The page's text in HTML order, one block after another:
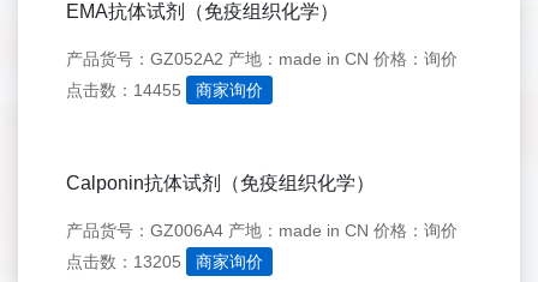
EMA抗体试剂（免疫组织化学）
产品货号：GZ052A2 产地：made in CN 价格：询价
点击数：14455
商家询价
Calponin抗体试剂（免疫组织化学）
产品货号：GZ006A4 产地：made in CN 价格：询价
点击数：13205
商家询价